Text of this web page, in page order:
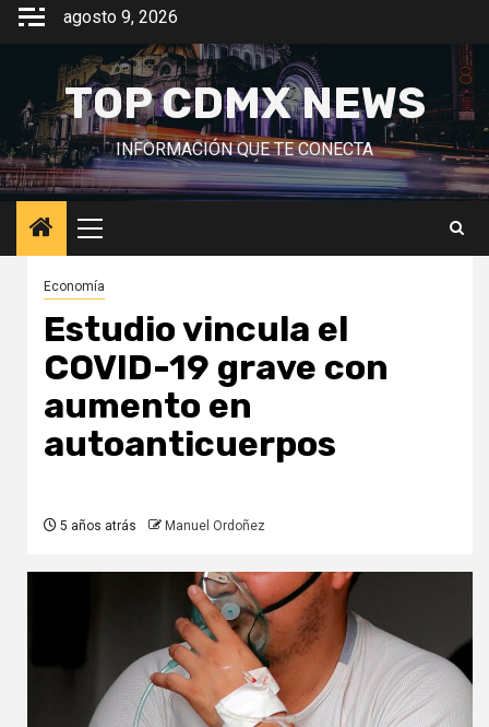
Saltar
contenido
agosto 9, 2026
TOP CDMX NEWS
INFORMACIÓN QUE TE CONECTA
Menú
principal
Economía
Estudio vincula el
COVID-19 grave con
aumento en
autoanticuerpos
5 años atrás Manuel Ordoñez